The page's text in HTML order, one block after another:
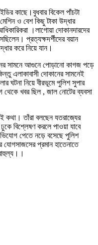
কাছে।বুধবার বিকেল পাঁচটা
ও বেশ কিছু টাকা উদ্ধার
।লাগোয়া দোকানদারদের
প্রত্যক্ষদর্শীদের বয়ান
করে নিয়ে যান।
সামনে আগুনে পোড়ানো কাগজ পড়ে
এলাকাবাসী দোকানের সামনেই
ঘটনা নিয়ে বীরভূমে পুলিশ সুপার
থেকে খবর ছিল , জাল নোটের ব্যবসা
কথা। তাঁরা বলছেন যতরাজ্যের
বিশ্লেষণ করলে পাওয়া যাবে
পেতে নড়ে বসেছে পুলিশ
প্রমান হাতেনাতে